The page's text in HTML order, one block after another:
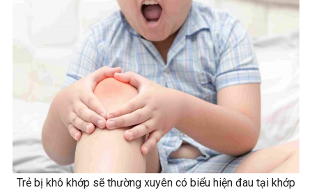
Trẻ bị khô khớp sẽ thường xuyên có biểu hiện đau tại khớp